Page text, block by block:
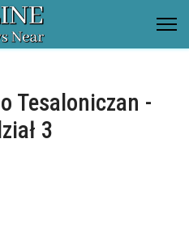
Tesaloniczan -
3